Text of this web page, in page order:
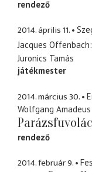
rendező
2014. április 11.
Jacques Offenbach
Juronics Tamás
játékmester
2014. március 30.
Wolfgang
rendező
2014. február 9.